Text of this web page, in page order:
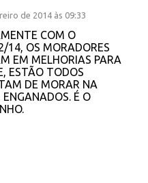
de 2014 às 09:33
COM O
14, OS MORADORES
EM MELHORIAS PARA
ESTÃO TODOS
DE MORAR NA
ENGANADOS. É O